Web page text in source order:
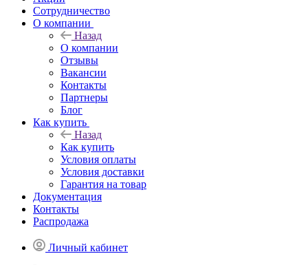
Сотрудничество
О компании
Назад
О компании
Отзывы
Вакансии
Контакты
Партнеры
Блог
Как купить
Назад
Как купить
Условия оплаты
Условия доставки
Гарантия на товар
Документация
Контакты
Распродажа
Личный кабинет